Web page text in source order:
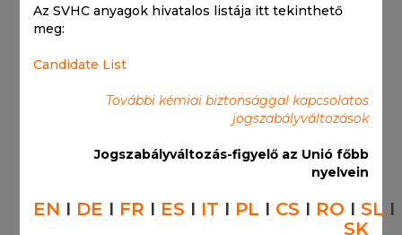
Az SVHC anyagok hivatalos listája itt tekinthető
meg:
Candidate List
További kémiai biztonsággal kapcsolatos
jogszabályváltozások
Jogszabályváltozás-figyelő az Unió főbb
nyelvein
EN I DE I FR I ES I IT I PL I CS I RO ISL I
SK